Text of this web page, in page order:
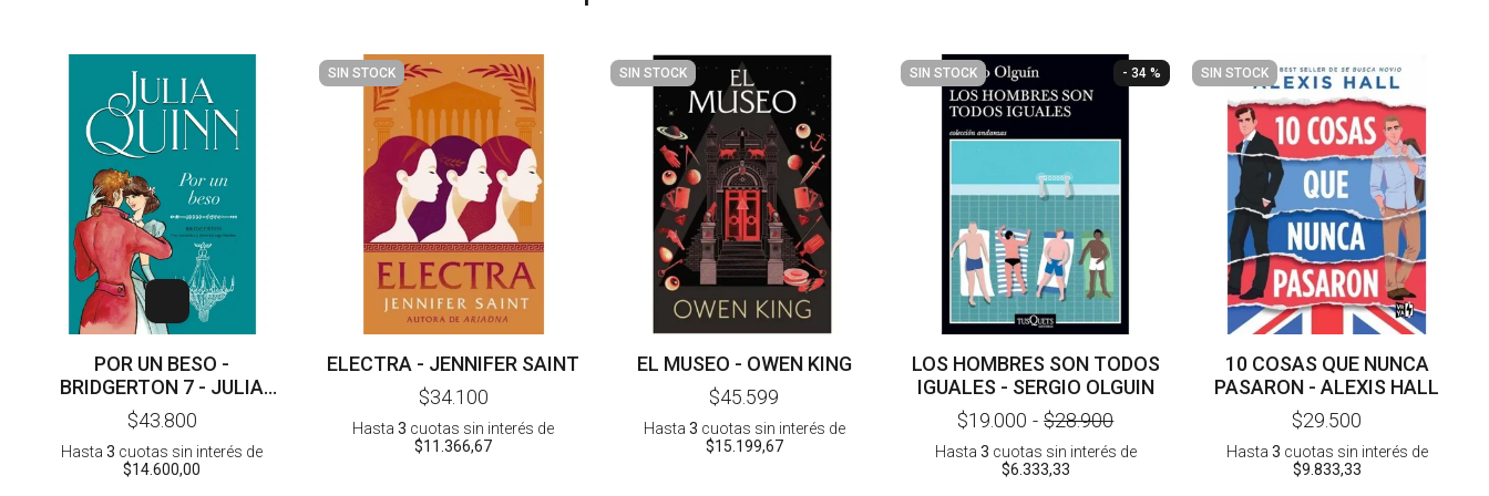
POR UN BESO -
BRIDGERTON 7 - JULIA
QUINN
$43.800
Hasta3 cuotas sin interés de
$14.600,00
SIN STOCK
ELECTRA - JENNIFER SAINT
$34.100
Hasta3 cuotas sin interés de
$11.366,67
SIN STOCK
EL MUSEO - OWEN KING
$45.599
Hasta 3 cuotas sin interés de
$15.199,67
SIN STOCK - 34 %
LOS HOMBRES SON TODOS
IGUALES - SERGIO OLGUIN
$19.000 - $28.900
Hasta 3 cuotas sin interés de
$6.333,33
SIN STOCK
10 COSAS QUE NUNCA
PASARON - ALEXIS HALL
$29.500
Hasta 3 cuotas sin interés de
$9.833,33